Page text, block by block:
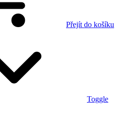
Přejít do košíku
Toggle